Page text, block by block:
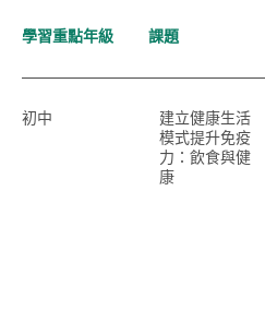
學習重點年級 課題
初中
建立健康生活
模式提升免疫
力：飲食與健
康